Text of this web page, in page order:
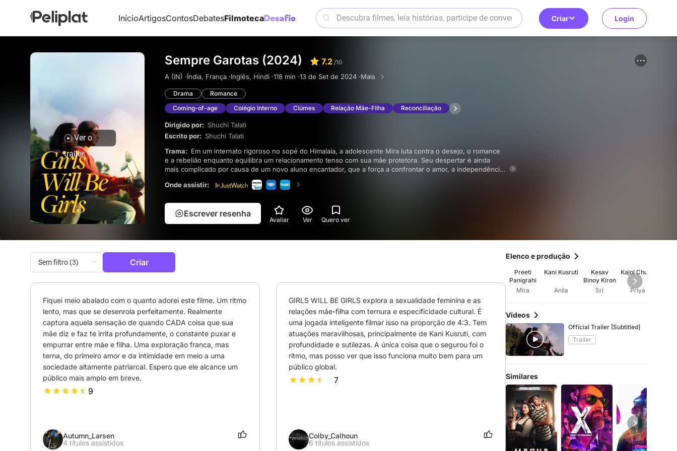
InícioArtigosContosDebatesFilmoteca Criar Login
Ver o
trailer
Sempre Garotas (2024) 7.2 /10
A (IN) ·Índia, França ·Inglês, Hindi ·118 min ·13 de Set de 2024 ·Mais
Drama
Romance
Coming-of-age
Colégio Interno Ciúmes Relação Mãe-Filha Reconciliação
Dirigido por: Shuchi Talati
Escrito por: Shuchi Talati
Trama:
e a rebelião enquanto equilibra um relacionamento tenso com sua mãe protetora. Seu despertar é ainda
mais complicado por causa de um novo aluno encantador, que a força a confrontar o amor, a independência
e o peso do passado de sua mãe.
Onde assistir:
Escrever resenha
Avaliar Ver Quero ver
Criar
Fiquei meio abalado com o quanto adorei este filme. Um ritmo
lento, mas que se desenrola perfeitamente. Realmente
captura aquela sensação de quando CADA coisa que sua
mãe diz e faz te irrita profundamente, o constante puxar e
empurrar entre mãe e filha. Uma exploração franca, mas
terna, do primeiro amor e da intimidade em meio a uma
sociedade altamente patriarcal. Espero que ele alcance um
público mais amplo em breve.
9
Autumn_Larsen
4 títulos assistidos
GIRLS WILL BE GIRLS explora a sexualidade feminina e as
relações mãe-filha com ternura e especificidade cultural. É
uma jogada inteligente filmar isso na proporção de 4:3. Tem
atuações maravilhosas, principalmente de Kani Kusruti, com
profundidade e sutilezas. A única coisa que o segurou foi o
ritmo, mas posso ver que isso funciona muito bem para um
público global.
7
Colby_Calhoun
6 títulos assistidos
Elenco e produção
Preeti
Panigrahi
Mira
Kani Kusruti
Anila
Kesav
Binoy Kiron
Sri
Kajol Chugh
Priya
Vídeos
Official Trailer [Subtitled]
Trailer
Similares